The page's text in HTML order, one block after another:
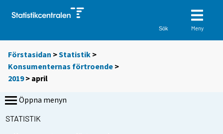
Sök Meny
Förstasidan >Statistik >
Konsumenternas förtroende >
2019> april
Öppna menyn
STATISTIK